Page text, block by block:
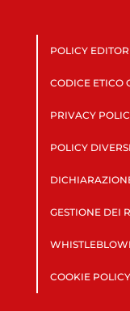
POLICY
CODICE ETICO
PRIVACY
POLICY
GESTIONE DEI
COOKIE POLICY